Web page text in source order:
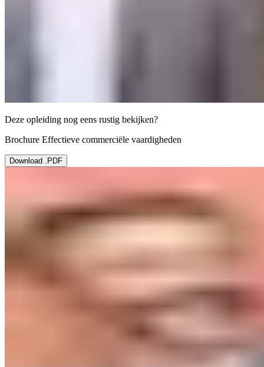
Deze opleiding nog eens rustig bekijken?
Brochure Effectieve commerciële vaardigheden
Download .PDF